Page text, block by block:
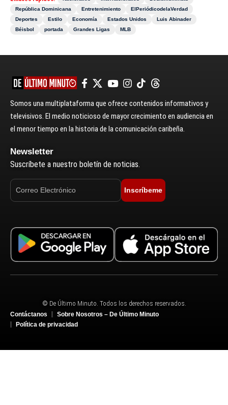
República Dominicana
Entretenimiento
ElPeriódicodelaVerdad
Deportes
Estilo Economía Estados Unidos
Luis Abinader
Béisbol
portada Grandes Ligas MLB
Somos una multiplataforma que ofrece contenidos informativos y
televisivos. El medio noticioso de mayor crecimiento en audiencia en
el menor tiempo en la historia de la comunicación caribeña.
Newsletter
Suscríbete a nuestro boletín de noticias.
Inscríbeme
© De Último Minuto. Todos los derechos reservados.
Contáctanos
Sobre Nosotros – De Último Minuto
Política de privacidad